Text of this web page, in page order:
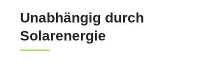
Unabhängig durch
Solarenergie